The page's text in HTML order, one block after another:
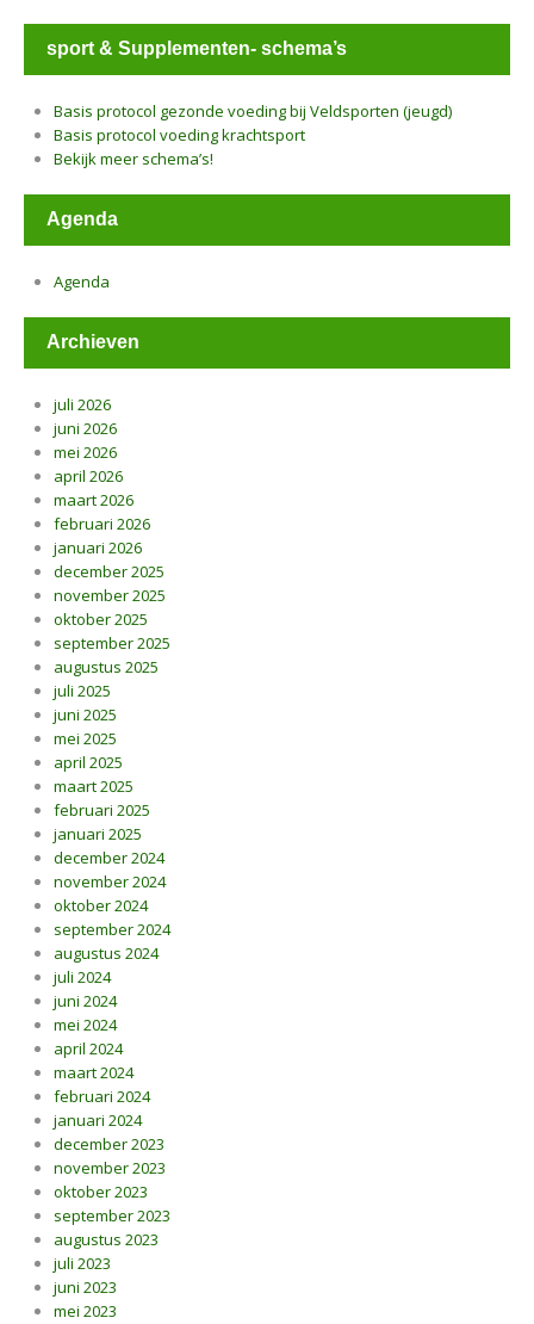
sport & Supplementen- schema’s
Basis protocol gezonde voeding bij Veldsporten (jeugd)
Basis protocol voeding krachtsport
Bekijk meer schema’s!
Agenda
Agenda
Archieven
juli 2026
juni 2026
mei 2026
april 2026
maart 2026
februari 2026
januari 2026
december 2025
november 2025
oktober 2025
september 2025
augustus 2025
juli 2025
juni 2025
mei 2025
april 2025
maart 2025
februari 2025
januari 2025
december 2024
november 2024
oktober 2024
september 2024
augustus 2024
juli 2024
juni 2024
mei 2024
april 2024
maart 2024
februari 2024
januari 2024
december 2023
november 2023
oktober 2023
september 2023
augustus 2023
juli 2023
juni 2023
mei 2023